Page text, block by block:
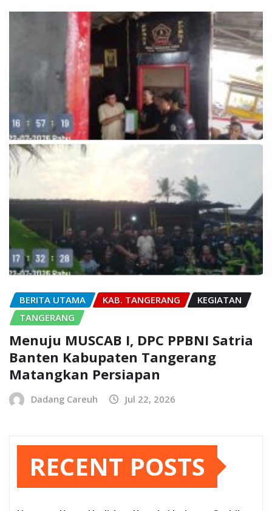
BERITA UTAMA KAB. TANGERANG
KEGIATAN
TANGERANG
Menuju MUSCAB I, DPC PPBNI Satria
Banten Kabupaten Tangerang
Matangkan Persiapan
Dadang Careuh Jul 22, 2026
RECENT POSTS